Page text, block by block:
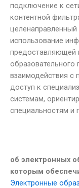
подключение к
контентной
использование
предоставляющей
образовательного
взаимодействия с
доступ к
системам,
специальностям и
об электронных
которым
Электронные